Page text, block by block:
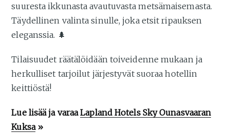
suuresta ikkunasta avautuvasta metsämaisemasta.
Täydellinen valinta sinulle, joka etsit ripauksen
eleganssia. 🌲
Tilaisuudet räätälöidään toiveidenne mukaan ja
herkulliset tarjoilut järjestyvät suoraa hotellin
keittiöstä!
Lue lisää ja varaaLapland Hotels Sky Ounasvaaran
Kuksa»